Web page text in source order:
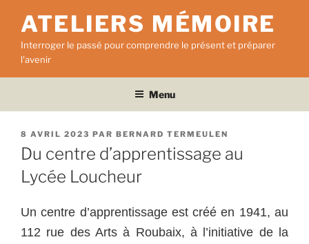
contenu
principal
ATELIERS MÉMOIRE
Interroger le passé pour comprendre le présent et préparer
l'avenir
Menu
PUBLIÉ
LE
8 AVRIL 2023 PAR BERNARD TERMEULEN
Du centre d’apprentissage au
Lycée Loucheur
Un centre d’apprentissage est créé en 1941, au
112 rue des Arts à Roubaix, à l’initiative de la